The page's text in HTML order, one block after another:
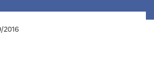
2016